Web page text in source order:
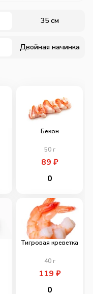
35 см
Двойная начинка
Бекон
50г
89 ₽
0
Тигровая креветка
40г
119 ₽
0